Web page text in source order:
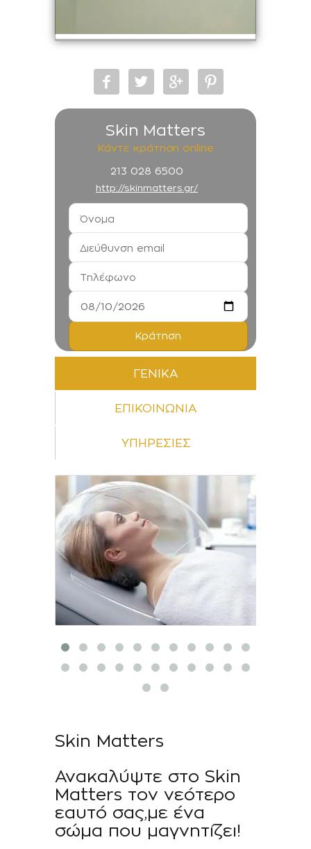
Skin Matters
Κάντε κράτηση online
213 028 6500
http://skinmatters.gr/
ΓΕΝΙΚΑ
ΕΠΙΚΟΙΝΩΝΙΑ
ΥΠΗΡΕΣΙΕΣ
Skin Matters
Ανακαλύψτε στο Skin
Matters τον νεότερο
εαυτό σας,με ένα
σώμα που μαγνητίζει!